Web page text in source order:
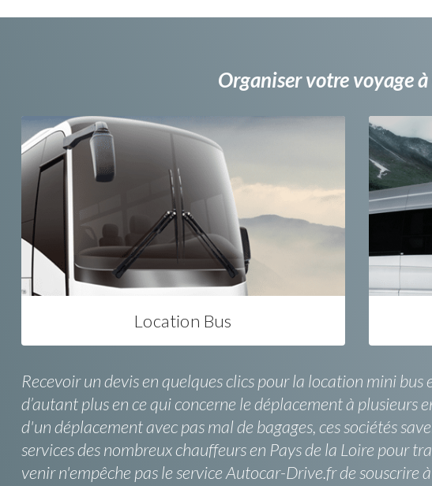
Organiser votre voyage
Location Bus
Recevoir un devis en quelques clics pour la location mini
d’autant plus en ce qui concerne le déplacement à
d'un déplacement avec pas mal de bagages, ces sociétés
services des nombreux chauffeurs en Pays de la Loire pour
venir n'empêche pas le service Autocar-Drive.fr de souscrire